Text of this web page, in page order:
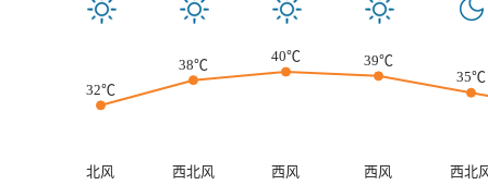
32℃
38℃
40℃
39℃
35℃
北风 西北风 西风 西风
西北